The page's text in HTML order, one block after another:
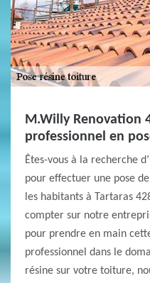
M.Willy Renovation
professionnel en
Êtes-vous à la recherche
pour effectuer une pose
les habitants à Tartaras
compter sur notre
pour prendre en main
professionnel dans le
résine sur votre toiture,